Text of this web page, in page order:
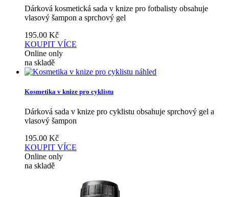
Dárková kosmetická sada v knize pro fotbalisty obsahuje
vlasový šampon a sprchový gel
195.00 Kč
KOUPIT VÍCE
Online only
na skladě
náhled
Kosmetika v knize pro cyklistu
Dárková sada v knize pro cyklistu obsahuje sprchový gel a
vlasový šampon
195.00 Kč
KOUPIT VÍCE
Online only
na skladě